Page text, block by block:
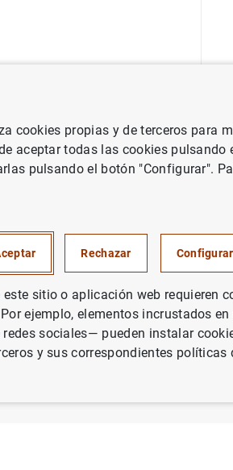
Europeo Notas de prensa del Banco
cookies propias y de terceros para
aceptar todas las cookies
pulsando el botón "Configurar".
Rechazar Configurar
sitio o aplicación web requieren
ejemplo, elementos incrustados
sociales— pueden instalar
y sus correspondientes políticas